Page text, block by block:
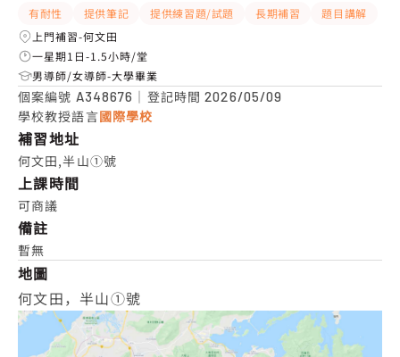
有耐性 提供筆記 提供練習題/試題 長期補習
題目講解
上門補習-何文田
一星期1日-1.5小時/堂
男導師/女導師-大學畢業
個案編號 A348676 ｜登記時間2026/05/09
學校教授語言國際學校
補習地址
何文田,半山①號
上課時間
可商議
備註
暫無
地圖
何文田，半山①號